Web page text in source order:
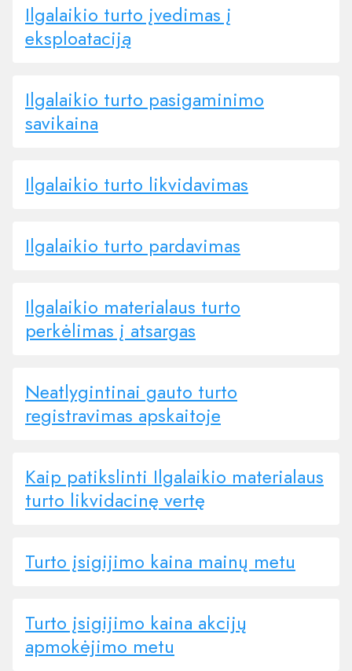
Ilgalaikio turto įvedimas į
eksploataciją
Ilgalaikio turto pasigaminimo
savikaina
Ilgalaikio turto likvidavimas
Ilgalaikio turto pardavimas
Ilgalaikio materialaus turto
perkėlimas į atsargas
Neatlygintinai gauto turto
registravimas apskaitoje
Kaip patikslinti Ilgalaikio materialaus
turto likvidacinę vertę
Turto įsigijimo kaina mainų metu
Turto įsigijimo kaina akcijų
apmokėjimo metu